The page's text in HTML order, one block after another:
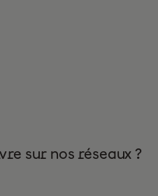
sur nos réseaux ?